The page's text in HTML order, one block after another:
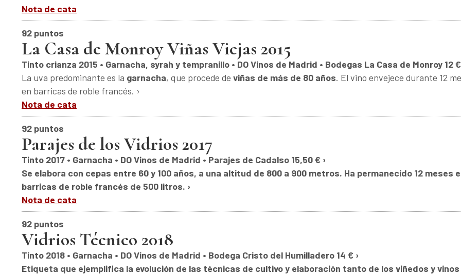
Nota de cata
92 puntos
La Casa de Monroy Viñas Viejas 2015
Tinto crianza 2015 • Garnacha, syrah y tempranillo • DO Vinos de Madrid • Bodegas La Casa de Monroy 12 €
La uva predominante es la garnacha, que procede de viñas de más de 80 años. El vino envejece durante 12
en barricas de roble francés. ›
Nota de cata
92 puntos
Parajes de los Vidrios 2017
Tinto 2017 • Garnacha • DO Vinos de Madrid • Parajes de Cadalso 15,50 € ›
Se elabora con cepas entre 60 y 100 años, a una altitud de 800 a 900 metros. Ha permanecido 12 meses
barricas de roble francés de 500 litros. ›
Nota de cata
92 puntos
Vidrios Técnico 2018
Tinto 2018 • Garnacha • DO Vinos de Madrid • Bodega Cristo del Humilladero 14 € ›
Etiqueta que ejemplifica la evolución de las técnicas de cultivo y elaboración tanto de los viñedos y vinos